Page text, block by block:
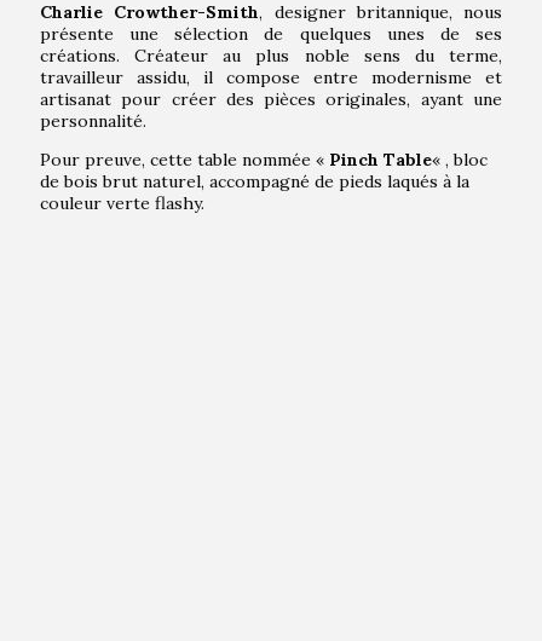
Charlie Crowther-Smith, designer britannique, nous
présente une sélection de quelques unes de ses
créations. Créateur au plus noble sens du terme,
travailleur assidu, il compose entre modernisme et
artisanat pour créer des pièces originales, ayant une
personnalité.
Pour preuve, cette table nommée « Pinch Table« , bloc
de bois brut naturel, accompagné de pieds laqués à la
couleur verte flashy.